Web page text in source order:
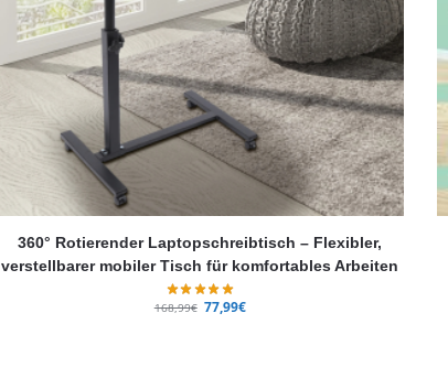
360° Rotierender Laptopschreibtisch – Flexibler,
verstellbarer mobiler Tisch für komfortables Arbeiten
168,99€ 77,99€